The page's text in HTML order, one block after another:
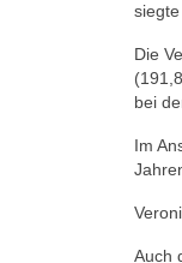
Die
bei
Im
Auch